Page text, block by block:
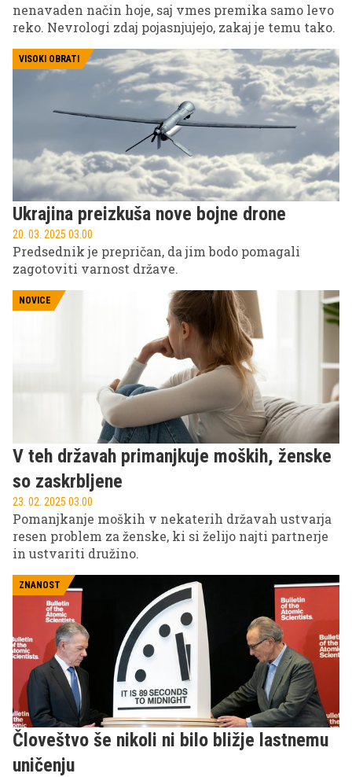
nenavaden način hoje, saj vmes premika samo levo
reko. Nevrologi zdaj pojasnjujejo, zakaj je temu tako.
VISOKI OBRATI
Ukrajina preizkuša nove bojne drone
20. 03. 2025 03.00
Predsednik je prepričan, da jim bodo pomagali
zagotoviti varnost države.
NOVICE
V teh državah primanjkuje moških, ženske
so zaskrbljene
23. 02. 2025 03.00
Pomanjkanje moških v nekaterih državah ustvarja
resen problem za ženske, ki si želijo najti partnerje
in ustvariti družino.
ZNANOST
Človeštvo še nikoli ni bilo bližje lastnemu
uničenju